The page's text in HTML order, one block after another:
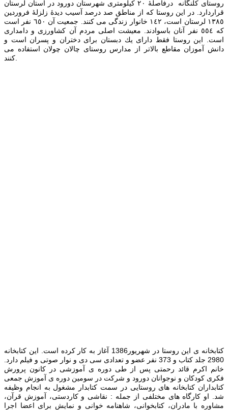
روستای
كلنگانه درفاصلۀ ٢٠ كیلومتری شهرستان دورود در استان لرستان
قراردارد. در این روستا كه از مناطق صد درصد آس‍یب دیدۀ زلزلۀ فرورد‍ین
١٣٨٥ لرستان است، ١٤٢ خانوار زندگی می كنند. جمعیت آن ٦٥٠ نفر است
كه ٥٥٤ نفر آنان باسوادند. معیشت اصلی مردم آن كشاورزی و دامداری
است. این روستا فقط دارای یك دبستان برای دختران و پسران است و
دانش آموزان مقاطع بالاتر از مدارس روستای چالان چولان استفاده می
کتابخانه ی این روستا در شهریور1386 آغاز به کار کرده است. این کتابخانه
2980 جلد کتاب و 373 نفر عضو و تعدادی سی دی و نوار صوتی و فیلم دارد.
خانم اکرم قائد رحمتی پس از طی دوره ی آموزشی در کانون پرورش
فکری کودکان و نوجوانان دورود و شرکت در سومین دوره ی آموزش جمعی
کتابداران کتابخانه های روستایی در سمت کتابدار مشغول به انجام وظیفه
شد. او کارگاه های مختلفی از جمله : نقاشی و کاردستی، آموزش قرآن،
مشاوره با مادران، کتابخوانی، شاهنامه خوانی و نمایش برای اعضا اجرا